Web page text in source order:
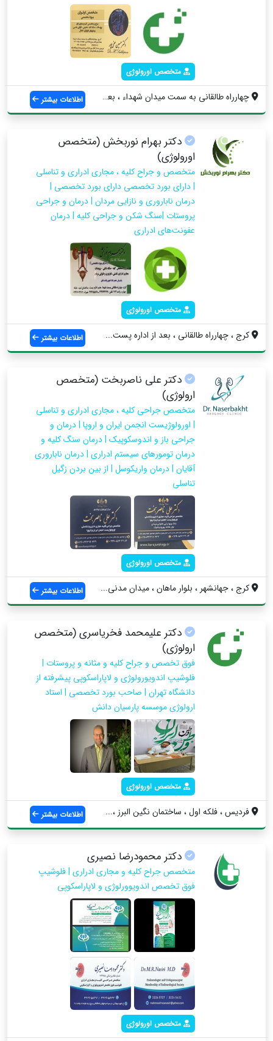
متخصص اورولوژی
چهارراه طالقانی به سمت میدان شهداء ، بعد... اطلاعات بیشتر
دکتر بهرام نوربخش (متخصص
اورولوژی)
متخصص و جراح کلیه ، مجاری ادراری و تناسلی
| دارای بورد تخصصی دارای بورد تخصصی |
درمان ناباروری و نازایی مردان | درمان و جراحی
پروستات |سنگ شکن و جراحی کلیه | درمان
عفونت‌های ادراری
متخصص اورولوژی
کرج ، چهارراه طالقانی ، بعد از اداره پست... اطلاعات بیشتر
دکتر علی ناصربخت (متخصص
ارولوژی)
متخصص جراحی کلیه ، مجاری ادراری و تناسلی
| اورولوژیست انجمن ایران و اروپا | درمان و
جراحی باز و اندوسکوپیک | درمان سنگ کلیه و
درمان تومورهای سیستم ادراری | درمان ناباروری
آقایان | درمان واریکوسل | از بین بردن زگیل
تناسلی
متخصص اورولوژی
کرج ، جهانشهر ، بلوار ماهان ، میدان مدنی... اطلاعات بیشتر
دکتر علیمحمد فخریاسری (متخصص
ارولوژی)
فوق تخصص و جراح کلیه و مثانه و پروستات |
فلوشیپ اندویورولوژی و لاپاراسکوپی پیشرفته از
دانشگاه تهران | صاحب بورد تخصصی | استاد
ارولوژی موسسه پارسیان دانش
متخصص اورولوژی
فردیس ، فلکه اول ، ساختمان‌ نگین البرز ،... اطلاعات بیشتر
دکتر محمودرضا نصیری
متخصص جراح کلیه و مجاری ادراری | فلوشیپ
فوق تخصص اندویوورلوژی و لاپاراسکوپی
متخصص اورولوژی